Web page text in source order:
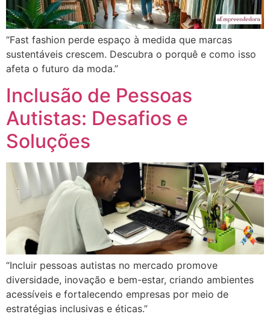
“Fast fashion perde espaço à medida que marcas
sustentáveis crescem. Descubra o porquê e como isso
afeta o futuro da moda.”
Inclusão de Pessoas
Autistas: Desafios e
Soluções
“Incluir pessoas autistas no mercado promove
diversidade, inovação e bem-estar, criando ambientes
acessíveis e fortalecendo empresas por meio de
estratégias inclusivas e éticas.”